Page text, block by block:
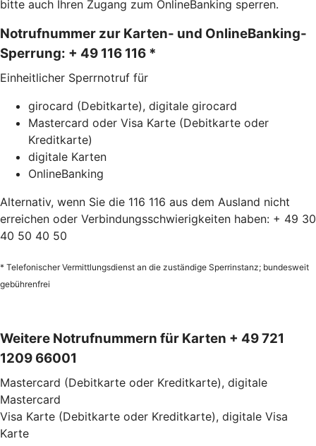
bitte auch Ihren Zugang zum OnlineBanking sperren.
Notrufnummer zur Karten- und OnlineBanking-
Sperrung: + 49 116 116 *
Einheitlicher Sperrnotruf für
girocard (Debitkarte), digitale girocard
Mastercard oder Visa Karte (Debitkarte oder
Kreditkarte)
digitale Karten
OnlineBanking
Alternativ, wenn Sie die 116 116 aus dem Ausland nicht
erreichen oder Verbindungsschwierigkeiten haben: + 49 30
40 50 40 50
* Telefonischer Vermittlungsdienst an die zuständige Sperrinstanz; bundesweit
gebührenfrei
Weitere Notrufnummern für Karten + 49 721
1209 66001
Mastercard (Debitkarte oder Kreditkarte), digitale
Mastercard
Visa Karte (Debitkarte oder Kreditkarte), digitale Visa
Karte